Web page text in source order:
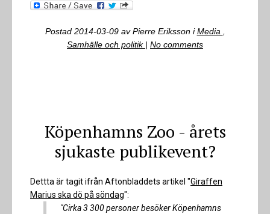
Postad 2014-03-09 avPierre Eriksson iMedia ,
Samhälle och politik | No comments
Köpenhamns Zoo - årets
sjukaste publikevent?
Dettta är tagit ifrån Aftonbladdets artikel "Giraffen
Marius ska dö på söndag":
"Cirka 3 300 personer besöker Köpenhamns